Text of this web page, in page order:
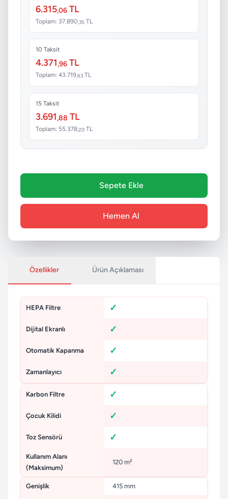
6.315,06 TL
Toplam: 37.890 ,35 TL
10 Taksit
4.371,96 TL
Toplam: 43.719,63 TL
15 Taksit
3.691,88 TL
Toplam: 55.378,20 TL
Sepete Ekle
Hemen Al
Özellikler Ürün Açıklaması
HEPA Filtre
Dijital Ekranlı
Otomatik Kapanma
Zamanlayıcı
Karbon Filtre
Çocuk Kilidi
Toz Sensörü
Kullanım Alanı
(Maksimum)
120 m²
Genişlik 415 mm